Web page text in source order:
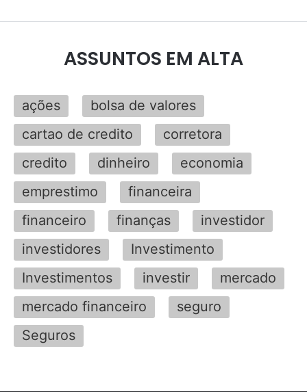
ASSUNTOS EM ALTA
ações
bolsa de valores
cartao de credito
corretora
credito
dinheiro
economia
emprestimo
financeira
financeiro
finanças
investidor
investidores
Investimento
Investimentos
investir
mercado
mercado financeiro
seguro
Seguros